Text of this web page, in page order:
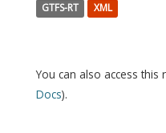
GTFS-RT XML
You can also access this
Docs).